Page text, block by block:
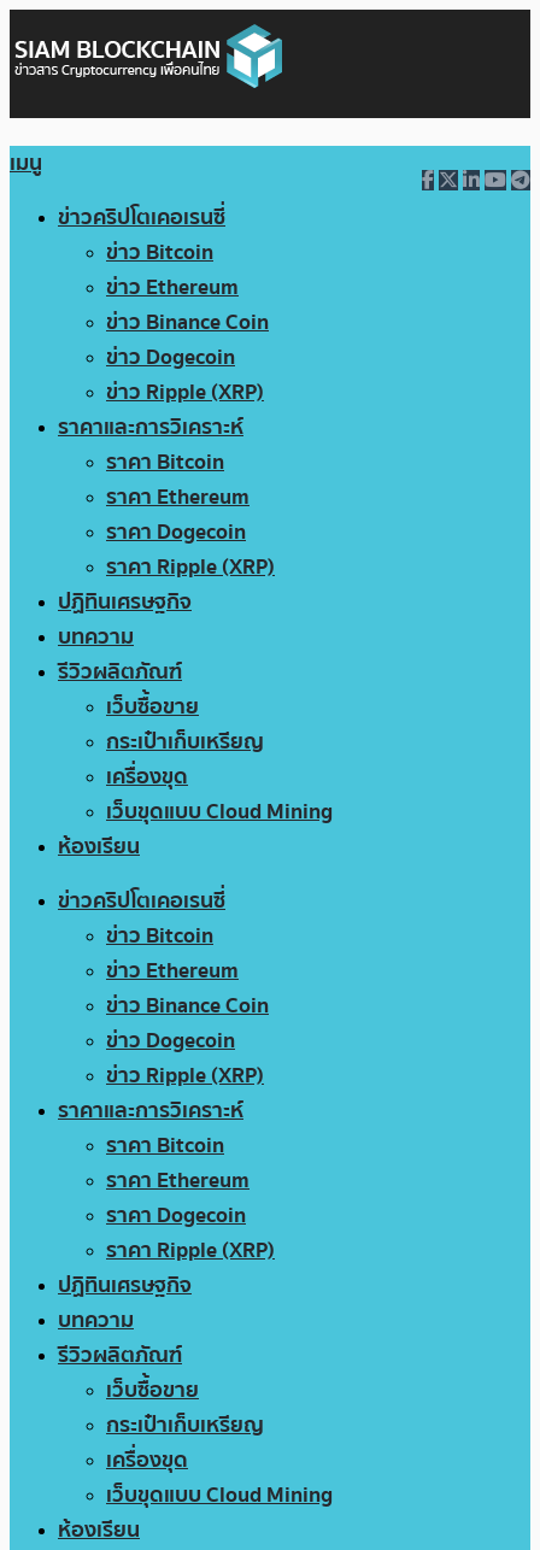
เมนู
ข่าวคริปโตเคอเรนซี่
ข่าว Bitcoin
ข่าว Ethereum
ข่าว Binance Coin
ข่าว Dogecoin
ข่าว Ripple (XRP)
ราคาและการวิเคราะห์
ราคา Bitcoin
ราคา Ethereum
ราคา Dogecoin
ราคา Ripple (XRP)
ปฏิทินเศรษฐกิจ
บทความ
รีวิวผลิตภัณฑ์
เว็บซื้อขาย
กระเป๋าเก็บเหรียญ
เครื่องขุด
เว็บขุดแบบ Cloud Mining
ห้องเรียน
ข่าวคริปโตเคอเรนซี่
ข่าว Bitcoin
ข่าว Ethereum
ข่าว Binance Coin
ข่าว Dogecoin
ข่าว Ripple (XRP)
ราคาและการวิเคราะห์
ราคา Bitcoin
ราคา Ethereum
ราคา Dogecoin
ราคา Ripple (XRP)
ปฏิทินเศรษฐกิจ
บทความ
รีวิวผลิตภัณฑ์
เว็บซื้อขาย
กระเป๋าเก็บเหรียญ
เครื่องขุด
เว็บขุดแบบ Cloud Mining
ห้องเรียน